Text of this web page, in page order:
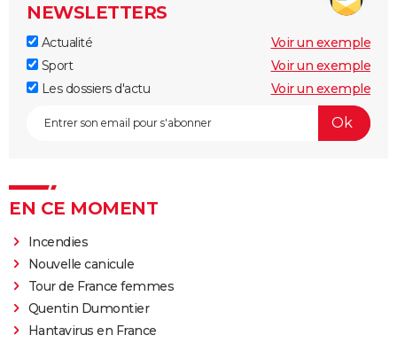
NEWSLETTERS
Actualité
Voir un exemple
Sport
Voir un exemple
Les dossiers d'actu
Voir un exemple
EN CE MOMENT
Incendies
Nouvelle canicule
Tour de France femmes
Quentin Dumontier
Hantavirus en France